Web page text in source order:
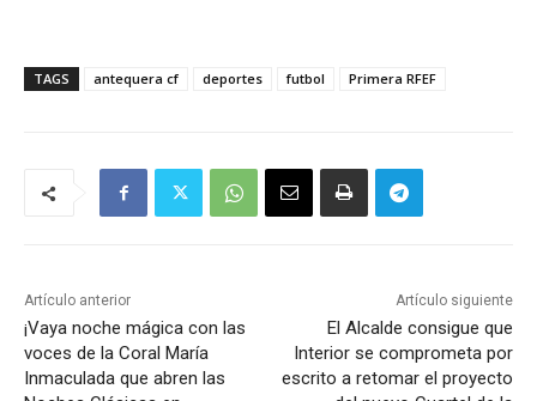
TAGS antequera cf deportes futbol Primera RFEF
Artículo anterior
¡Vaya noche mágica con las
voces de la Coral María
Inmaculada que abren las
Artículo siguiente
El Alcalde consigue que
Interior se comprometa por
escrito a retomar el proyecto